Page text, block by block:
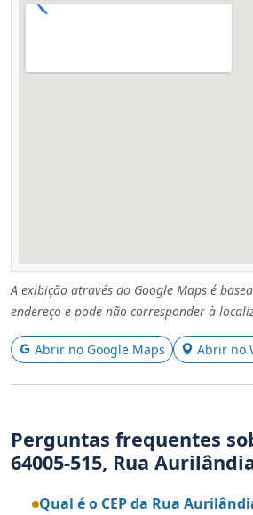
A exibição através do Google Maps é
endereço e pode não corresponder à
Abrir no Google Maps Abrir no
Perguntas frequentes
64005-515, Rua
Qual é o CEP da Rua